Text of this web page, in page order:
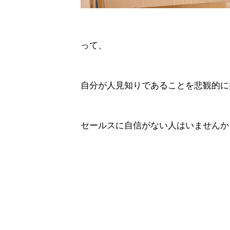
って、
自分が人見知りであることを悲観的に
セールスに自信がない人はいませんか